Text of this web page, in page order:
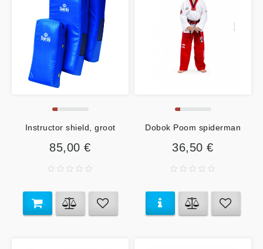
Instructor shield, groot
85,00 €
Dobok Poom spiderman
36,50 €